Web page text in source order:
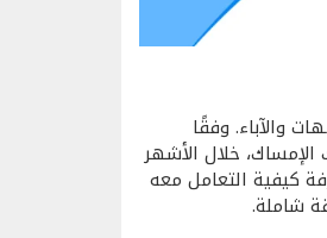
والآباء. وفقًا
في ذلك الإمساك، خلال الأشهر
كيفية التعامل معه
شاملة.